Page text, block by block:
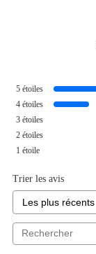
5 étoiles
4 étoiles
3 étoiles
2 étoiles
1 étoile
Trier les avis